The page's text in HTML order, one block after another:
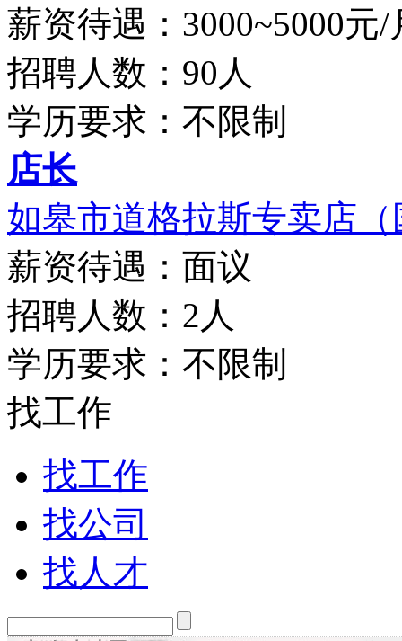
薪资待遇：3000~5000元/
招聘人数：90人
学历要求：不限制
店长
如皋市道格拉斯专卖店（
薪资待遇：面议
招聘人数：2人
学历要求：不限制
找工作
找工作
找公司
找人才